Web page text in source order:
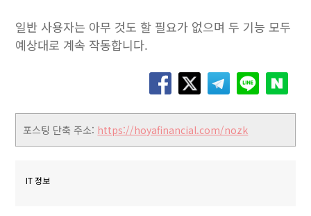
일반 사용자는 아무 것도 할 필요가 없으며 두 기능 모두
예상대로 계속 작동합니다.
포스팅 단축 주소: https://hoyafinancial.com/nozk
IT 정보